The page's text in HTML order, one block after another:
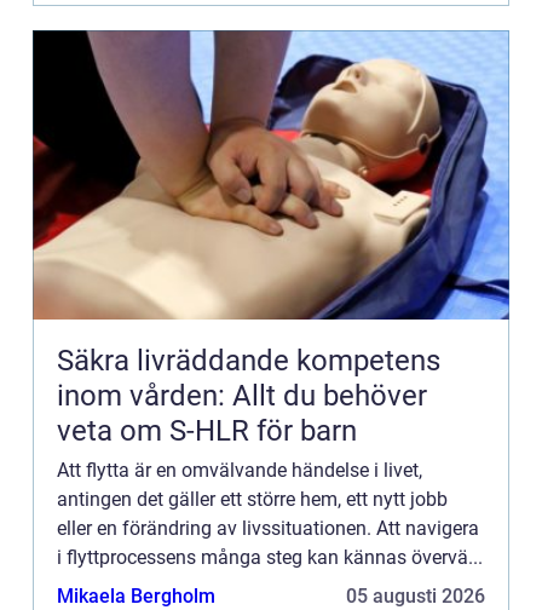
Säkra livräddande kompetens
inom vården: Allt du behöver
veta om S-HLR för barn
Att flytta är en omvälvande händelse i livet,
antingen det gäller ett större hem, ett nytt jobb
eller en förändring av livssituationen. Att navigera
i flyttprocessens många steg kan kännas övervä...
Mikaela Bergholm
05 augusti 2026